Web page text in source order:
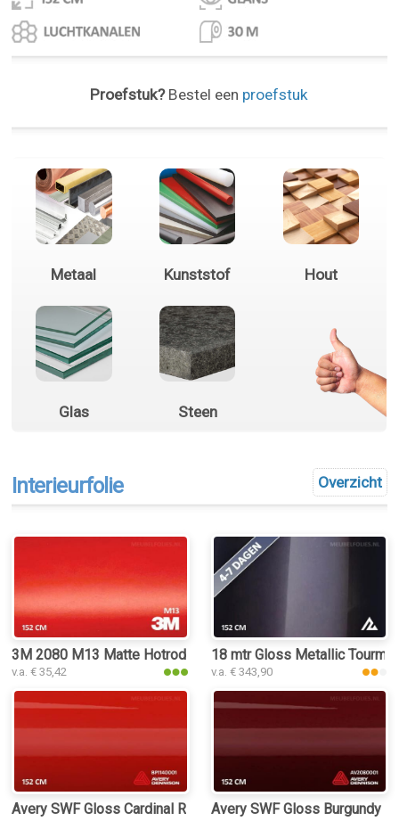
Proefstuk?Bestel een proefstuk
Metaal Kunststof Hout
Glas Steen
Overzicht
Interieurfolie
3M 2080 M13 Matte Hotrod Red interieurfolie
v.a. € 35,42
18 mtr Gloss Metallic
v.a. € 343,90
Avery SWF Gloss Cardinal Red interieurfolieAvery SWF Gloss Burgundy